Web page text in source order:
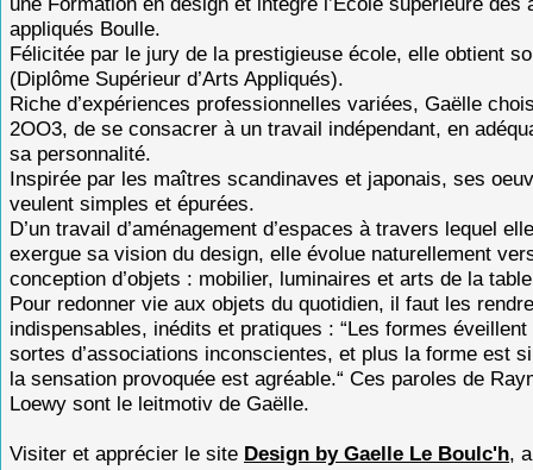
appliqués Boulle.
Félicitée par le jury de la prestigieuse école, elle obtient
(Diplôme Supérieur d’Arts Appliqués).
Riche d’expériences professionnelles variées, Gaëlle
2OO3, de se consacrer à un travail indépendant, en
sa personnalité.
Inspirée par les maîtres scandinaves et japonais, ses
veulent simples et épurées.
D’un travail d’aménagement d’espaces à travers lequel
exergue sa vision du design, elle évolue naturellement
conception d’objets : mobilier, luminaires et arts de la
Pour redonner vie aux objets du quotidien, il faut les rendre
indispensables, inédits et pratiques : “Les formes éveillent
sortes d’associations inconscientes, et plus la forme est
la sensation provoquée est agréable.“ Ces paroles de
Loewy sont le leitmotiv de Gaëlle.
Visiter et apprécier le site Design by Gaelle Le Boulc'h,